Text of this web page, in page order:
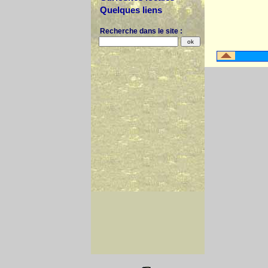
Quelques liens
Recherche dans le site :